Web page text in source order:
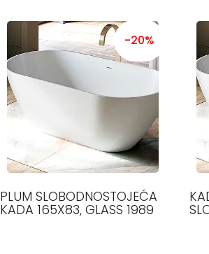
-20%
PLUM SLOBODNOSTOJEĆA
KADA 165X83, GLASS 1989